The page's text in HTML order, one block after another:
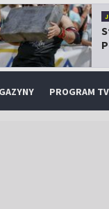
PROGRAM TV